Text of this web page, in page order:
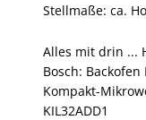
Stellmaße: ca.
Alles mit drin ...
Bosch: Backofen
Kompakt-
KIL32ADD1